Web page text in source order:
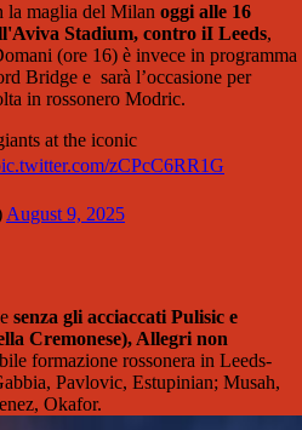
la maglia del Milan oggi alle 16
Stadium, contro iI Leeds,
(ore 16) è invece in programma
Bridge e sarà l’occasione per
in rossonero Modric.
at the iconic
zCPcC6RR1G
August 9, 2025
senza gli acciaccati Pulisic e
Cremonese), Allegri non
formazione rossonera in Leeds-
Pavlovic, Estupinian; Musah,
Okafor.